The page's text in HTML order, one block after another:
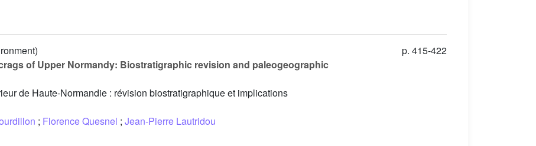
of Upper Normandy: Biostratigraphic revision and paleogeographic
de Haute-Normandie : révision biostratigraphique et implications
; Florence Quesnel ; Jean-Pierre Lautridou
p. 415-422